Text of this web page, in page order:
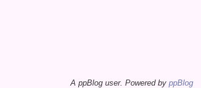
A ppBlog user. Powered by ppBlog